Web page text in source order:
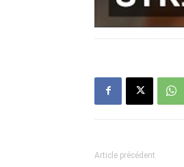
Article précédent